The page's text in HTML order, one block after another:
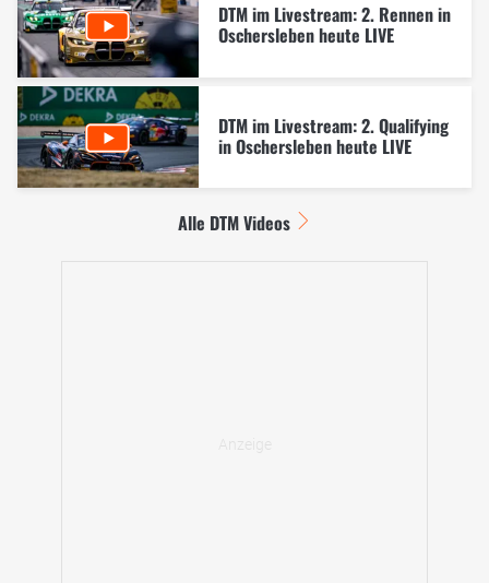
DTM im Livestream: 2. Rennen in
Oschersleben heute LIVE
DTM im Livestream: 2. Qualifying
in Oschersleben heute LIVE
Alle DTM Videos